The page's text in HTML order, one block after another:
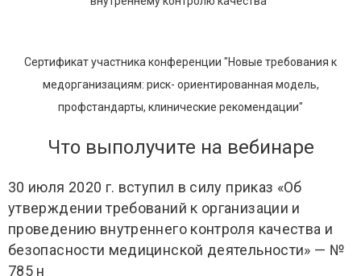
Сертификат участника конференции "Новые требования к
медорганизациям: риск- ориентированная модель,
профстандарты, клинические рекомендации"
Что выполучите на вебинаре
30 июля 2020 г. вступил в силу приказ «Об
утверждении требований к организации и
проведению внутреннего контроля качества и
безопасности медицинской деятельности» — №
785 н